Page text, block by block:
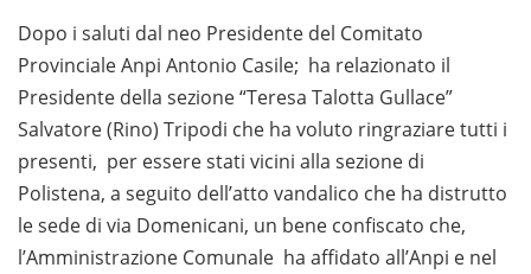
Dopo i saluti dal neo Presidente del Comitato
Provinciale Anpi Antonio Casile; ha relazionato il
Presidente della sezione “Teresa Talotta Gullace”
Salvatore (Rino) Tripodi che ha voluto ringraziare tutti i
presenti, per essere stati vicini alla sezione di
Polistena, a seguito dell’atto vandalico che ha distrutto
le sede di via Domenicani, un bene confiscato che,
l’Amministrazione Comunale ha affidato all’Anpi e nel